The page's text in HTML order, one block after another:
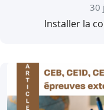
30
Installer la